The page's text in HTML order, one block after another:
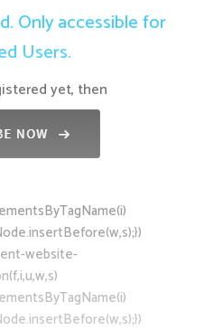
Only accessible for
Users.
yet, then
website-